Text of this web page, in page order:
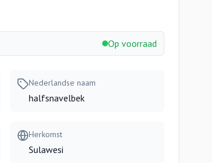
Op voorraad
Nederlandse naam
halfsnavelbek
Herkomst
Sulawesi